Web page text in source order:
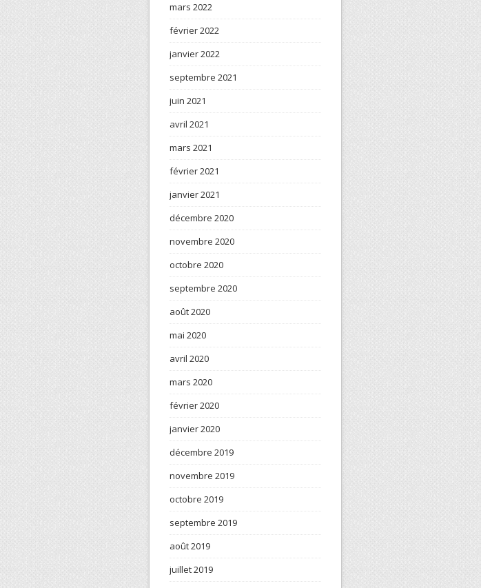
mars 2022
février 2022
janvier 2022
septembre 2021
juin 2021
avril 2021
mars 2021
février 2021
janvier 2021
décembre 2020
novembre 2020
octobre 2020
septembre 2020
août 2020
mai 2020
avril 2020
mars 2020
février 2020
janvier 2020
décembre 2019
novembre 2019
octobre 2019
septembre 2019
août 2019
juillet 2019